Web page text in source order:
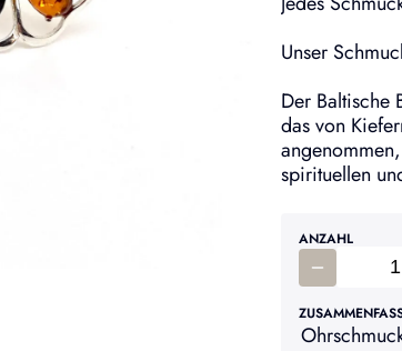
Unser
Der Baltische
das von
spirituellen
ANZAHL